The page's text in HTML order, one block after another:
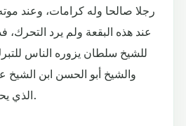
رجلا صالحا وله كرامات، وعند
عند هذه البقعة ولم يرد
للشيخ سلطان يزوره الناس
والشيخ أبو الحسن ابن
الذي يحتوي على ثلاثة مقامات.